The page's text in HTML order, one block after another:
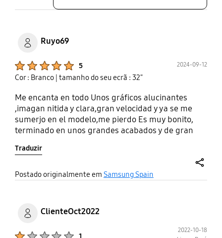
Ruyo69
5 2024-09-12
Cor : Branco | tamanho do seu ecrã : 32"
Me encanta en todo Unos gráficos alucinantes
,imagan nitida y clara,gran velocidad y ya se me
sumerjo en el modelo,me pierdo Es muy bonito,
terminado en unos grandes acabados y de gran
volver a comprar,no dudaria e. Que Samsung es la
Traduzir
Postado originalmente em Samsung Spain
ClienteOct2022
1
2022-10-18